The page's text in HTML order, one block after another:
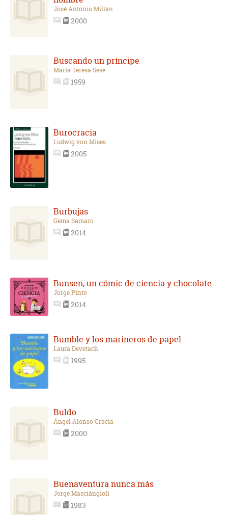
José Antonio Millán
2000
Buscando un príncipe
María Teresa Sesé
1959
Burocracia
Ludwig von Mises
2005
Burbujas
Gema Samaro
2014
Bunsen, un cómic de ciencia y chocolate
Jorge Pinto
2014
Bumble y los marineros de papel
Laura Devetach
1995
Buldo
Ángel Alonso Gracia
2000
Buenaventura nunca más
Jorge Masciángioli
1983